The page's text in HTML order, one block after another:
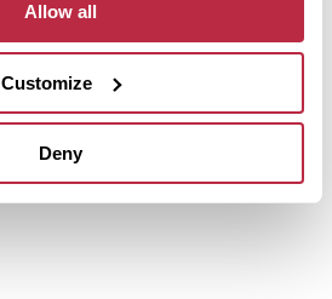
Allow all
Customize
Deny